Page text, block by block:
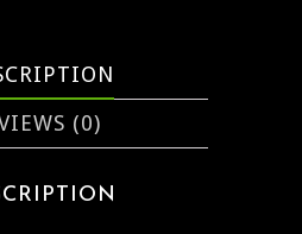
(0)